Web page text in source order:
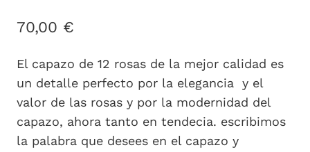
70,00 €
El capazo de 12 rosas de la mejor calidad es
un detalle perfecto por la elegancia y el
valor de las rosas y por la modernidad del
capazo, ahora tanto en tendecia. escribimos
la palabra que desees en el capazo y